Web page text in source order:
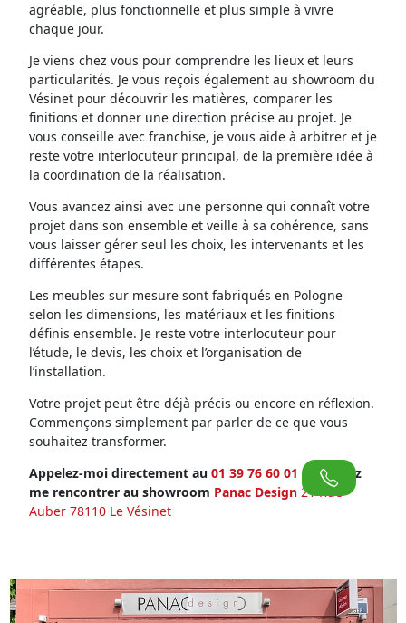
agréable, plus fonctionnelle et plus simple à vivre
chaque jour.
Je viens chez vous pour comprendre les lieux et leurs
particularités. Je vous reçois également au showroom du
Vésinet pour découvrir les matières, comparer les
finitions et donner une direction précise au projet. Je
vous conseille avec franchise, je vous aide à arbitrer et je
reste votre interlocuteur principal, de la première idée à
la coordination de la réalisation.
Vous avancez ainsi avec une personne qui connaît votre
projet dans son ensemble et veille à sa cohérence, sans
vous laisser gérer seul les choix, les intervenants et les
différentes étapes.
Les meubles sur mesure sont fabriqués en Pologne
selon les dimensions, les matériaux et les finitions
définis ensemble. Je reste votre interlocuteur pour
l’étude, le devis, les choix et l’organisation de
l’installation.
Votre projet peut être déjà précis ou encore en réflexion.
Commençons simplement par parler de ce que vous
souhaitez transformer.
Appelez-moi directement au 01 39 76 60 01 ou venez
me rencontrer au showroom Panac Design 21 Rue
Auber 78110 Le Vésinet